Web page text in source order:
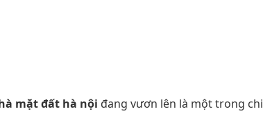
mặt đất hà nội đang vươn lên là một trong